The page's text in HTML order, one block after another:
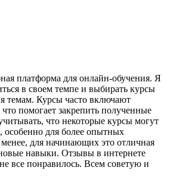
платформа для онлайн-обучения. Я
в своем темпе и выбирать курсы
темам. Курсы часто включают
помогает закрепить полученные
что некоторые курсы могут
для более опытных
для начинающих это отличная
навыки. Отзывы в интернете
все понравилось. Всем советую и